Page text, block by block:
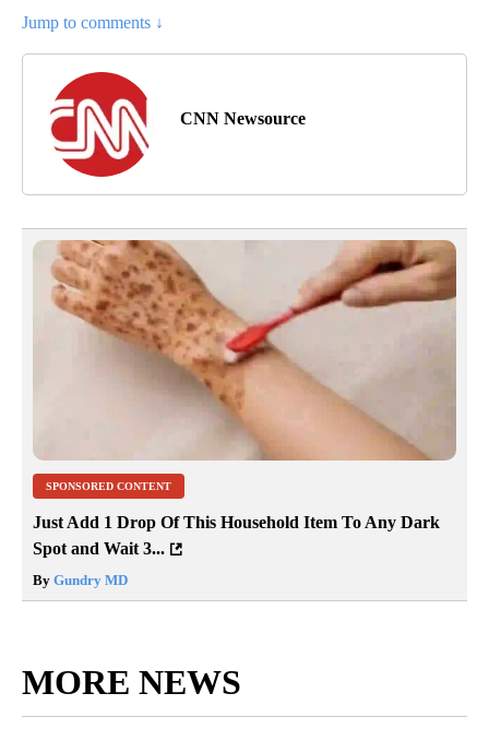
Jump to comments ↓
CNN Newsource
SPONSORED CONTENT
Just Add 1 Drop Of This Household Item To Any Dark
Spot and Wait 3...
By Gundry MD
MORE NEWS